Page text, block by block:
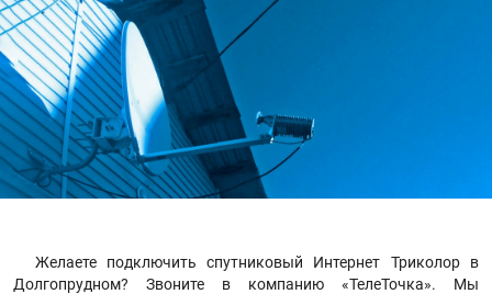
Желаете подключить спутниковый Интернет Триколор в
Долгопрудном? Звоните в компанию «ТелеТочка». Мы